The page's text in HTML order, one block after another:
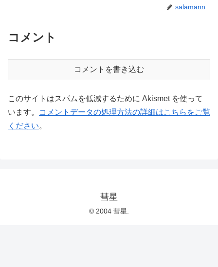
salamann
コメント
コメントを書き込む
このサイトはスパムを低減するために Akismet を使って
います。
コメントデータの処理方法の詳細はこちらをご覧
ください。
彗星
© 2004 彗星.